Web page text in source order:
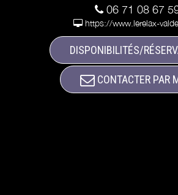
06 71 08 67
https://www.lerelax-
DISPONIBILITÉS/
CONTACTER PAR